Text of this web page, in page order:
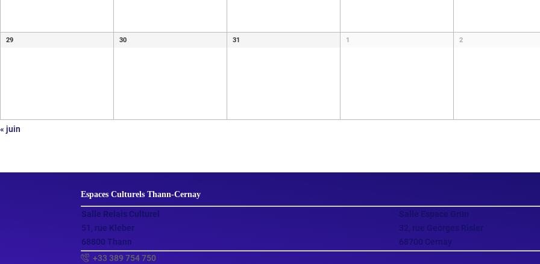
29 30 31 1 2
« juin
Espaces Culturels Thann‑Cernay
Salle Relais Culturel
51, rue Kleber
68800 Thann
Salle Espace Grün
32, rue Georges Risler
68700 Cernay
+33 389 754 750